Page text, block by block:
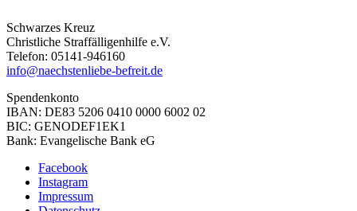
Schwarzes Kreuz
Christliche Straffälligenhilfe e.V.
Telefon: 05141-946160
info@naechstenliebe-befreit.de
Spendenkonto
IBAN: DE83 5206 0410 0000 6002 02
BIC: GENODEF1EK1
Bank: Evangelische Bank eG
Facebook
Instagram
Impressum